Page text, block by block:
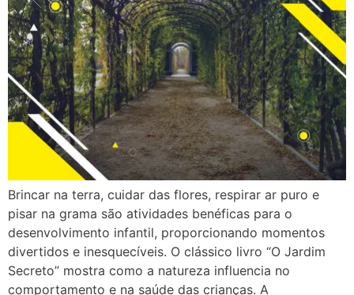
Brincar na terra, cuidar das flores, respirar ar puro e
pisar na grama são atividades benéficas para o
desenvolvimento infantil, proporcionando momentos
divertidos e inesquecíveis. O clássico livro “O Jardim
Secreto” mostra como a natureza influencia no
comportamento e na saúde das crianças. A